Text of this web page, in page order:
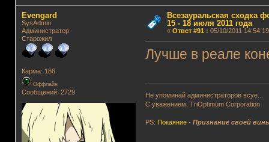
Evengard
SysAdmin
Администратор
Старожил
Карма: 186
Оффлайн
Сообщений: 2729
Всезауральская сходка
15 - 18 июля 2011 года
« Ответ #91 : 05/10/2011
Лучше в реале
Не упоминай администраторов всуе...
С уважением, TriOptimum Corporation
PS: Покаяние -Признание своей